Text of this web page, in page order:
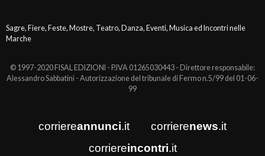
Sagre, Fiere, Feste, Mostre, Teatro, Danza, Eventi, Musica ed Incontri nelle
Marche
© 1997-2020 FISAL EDIZIONI - P.IVA 01265030443 - Direttore responsabile:
Alessandro Sabbatini - Autorizzazione del tribunale di Fermo n.5/99 del 01-06-
99
corriereannunci.it corrierenews.it
corriereincontri.it